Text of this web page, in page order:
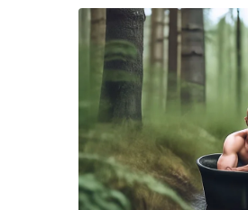
หน้าที่บกพร่องไม่ปกป้อง
ผมจะยุติการตอบโต้เรื่อ
โดยได้มีการแนบเอกสา
สงสัย จาก กมธ.ของแต่ล
ต้องการสงวนความเห็น